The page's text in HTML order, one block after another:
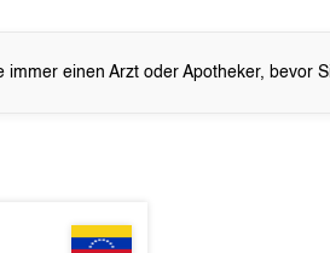
immer einen Arzt oder Apotheker, bevor